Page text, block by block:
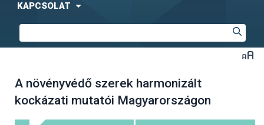
KAPCSOLAT
A növényvédő szerek harmonizált
kockázati mutatói Magyarországon